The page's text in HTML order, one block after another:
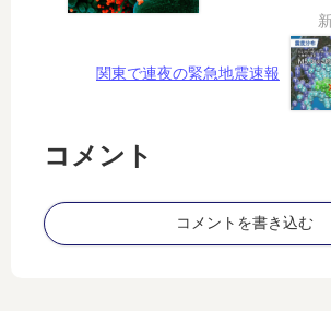
か
？
手
関東で連夜の緊急地震速報
コメント
コメントを書き込む